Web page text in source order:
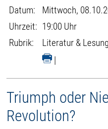
Datum:
Mittwoch,
Uhrzeit: 19:00 Uhr
Rubrik:
Literatur & Lesung
|
Triumph oder
Revolution?